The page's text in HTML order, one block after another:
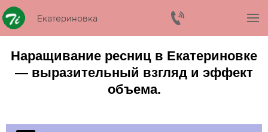
Екатериновка
Наращивание ресниц в Екатериновке
— выразительный взгляд и эффект
объема.